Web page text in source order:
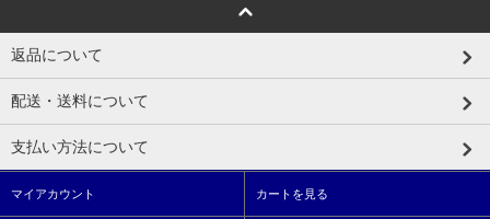
返品について
配送・送料について
支払い方法について
マイアカウント カートを見る